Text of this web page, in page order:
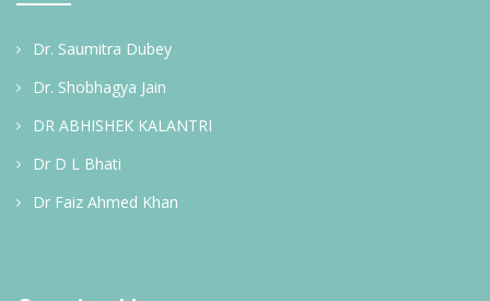
Dr. Saumitra Dubey
Dr. Shobhagya Jain
DR ABHISHEK KALANTRI
Dr D L Bhati
Dr Faiz Ahmed Khan